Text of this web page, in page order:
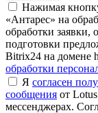
Нажимая
«Антарес» на
обработки заявки,
подготовки
Bitrix24 на домене
обработки
Я согласен
сообщения от
мессенджерах.